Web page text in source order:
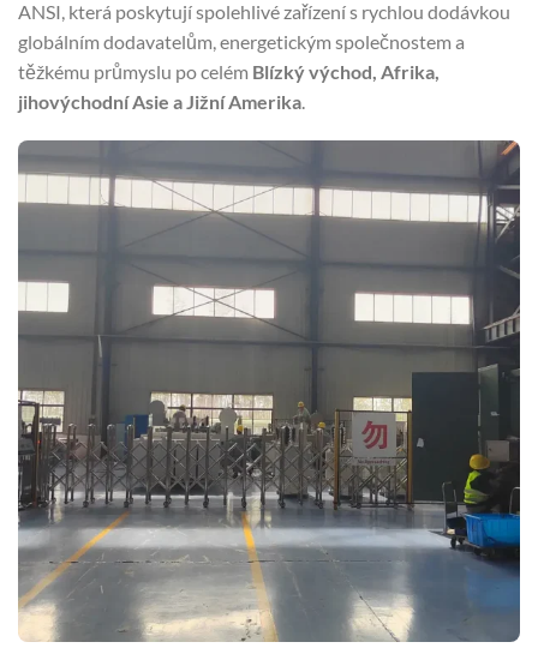
ANSI, která poskytují spolehlivé zařízení s rychlou dodávkou
globálním dodavatelům, energetickým společnostem a
těžkému průmyslu po celém Blízký východ, Afrika,
jihovýchodní Asie a Jižní Amerika